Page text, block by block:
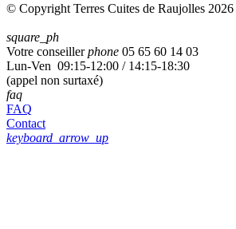
© Copyright Terres Cuites de Raujolles 2026
square_ph
Votre conseillerphone 05 65 60 14 03
Lun-Ven 09:15-12:00 / 14:15-18:30
(appel non surtaxé)
faq
FAQ
Contact
keyboard_arrow_up